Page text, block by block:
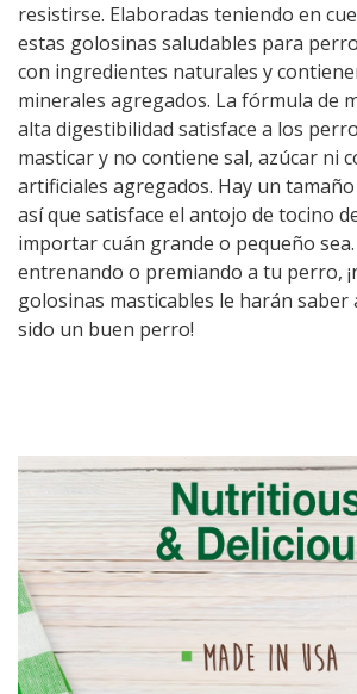
resistirse. Elaboradas teniendo en
estas golosinas saludables para
con ingredientes naturales y
minerales agregados. La fórmula de
alta digestibilidad satisface a los
masticar y no contiene sal, azúcar ni
artificiales agregados. Hay un
así que satisface el antojo de tocino
importar cuán grande o pequeño sea.
entrenando o premiando a tu perro,
golosinas masticables le harán
sido un buen perro!